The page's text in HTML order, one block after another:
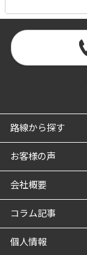
路線から探す
お客様の声
会社概要
コラム記事
個人情報